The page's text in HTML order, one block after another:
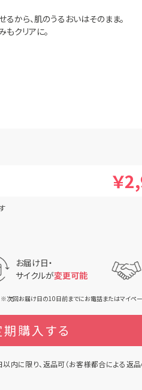
るから、肌のうるおいはそのまま。
もクリアに。
￥
お届け日・
サイクルが変更可能
※次回お届け日の10日前までにお電話またはマイペー
期購入する
内に限り、返品可（お客様都合による返